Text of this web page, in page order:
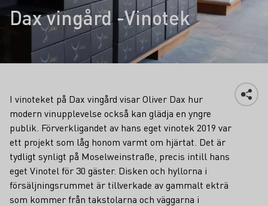
Dax vingård -Vinotek
I vinoteket på Dax vingård visar Oliver Dax hur
modern vinupplevelse också kan glädja en yngre
publik. Förverkligandet av hans eget vinotek 2019 var
ett projekt som låg honom varmt om hjärtat. Det är
tydligt synligt på Moselweinstraße, precis intill hans
eget Vinotel för 30 gäster. Disken och hyllorna i
försäljningsrummet är tillverkade av gammalt ekträ
som kommer från takstolarna och väggarna i